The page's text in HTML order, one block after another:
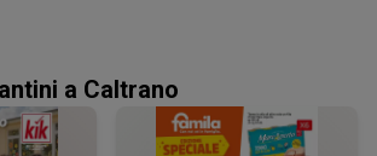
a Caltrano